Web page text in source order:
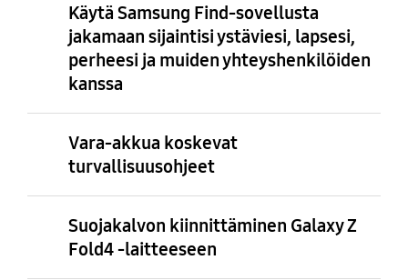
Käytä Samsung Find-sovellusta
jakamaan sijaintisi ystäviesi, lapsesi,
perheesi ja muiden yhteyshenkilöiden
kanssa
Vara-akkua koskevat
turvallisuusohjeet
Suojakalvon kiinnittäminen Galaxy Z
Fold4 -laitteeseen